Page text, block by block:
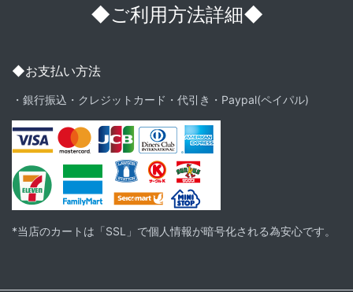
◆ご利用方法詳細◆
◆お支払い方法
・銀行振込・クレジットカード・代引き・Paypal(ペイパル)
*当店のカートは「SSL」で個人情報が暗号化される為安心です。